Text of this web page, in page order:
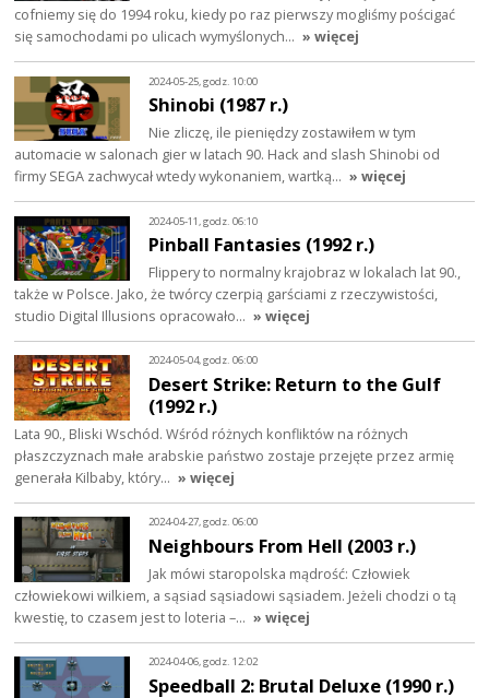
cofniemy się do 1994 roku, kiedy po raz pierwszy mogliśmy pościgać
się samochodami po ulicach wymyślonych… » więcej
2024-05-25, godz. 10:00
Shinobi (1987 r.)
Nie zliczę, ile pieniędzy zostawiłem w tym
automacie w salonach gier w latach 90. Hack and slash Shinobi od
firmy SEGA zachwycał wtedy wykonaniem, wartką… » więcej
2024-05-11, godz. 06:10
Pinball Fantasies (1992 r.)
Flippery to normalny krajobraz w lokalach lat 90.,
także w Polsce. Jako, że twórcy czerpią garściami z rzeczywistości,
studio Digital Illusions opracowało… » więcej
2024-05-04, godz. 06:00
Desert Strike: Return to the Gulf
(1992 r.)
Lata 90., Bliski Wschód. Wśród różnych konfliktów na różnych
płaszczyznach małe arabskie państwo zostaje przejęte przez armię
generała Kilbaby, który… » więcej
2024-04-27, godz. 06:00
Neighbours From Hell (2003 r.)
Jak mówi staropolska mądrość: Człowiek
człowiekowi wilkiem, a sąsiad sąsiadowi sąsiadem. Jeżeli chodzi o tą
kwestię, to czasem jest to loteria –… » więcej
2024-04-06, godz. 12:02
Speedball 2: Brutal Deluxe (1990 r.)